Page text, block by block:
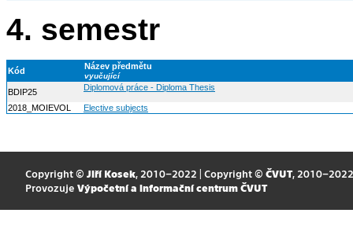
4. semestr
Kód Název předmětu
vyučující
BDIP25 Diplomová práce - Diploma Thesis
2018_MOIEVOL Elective subjects
Copyright © Jiří Kosek, 2010–2022 | Copyright © ČVUT, 2010–2022
Provozuje Výpočetní a informační centrum ČVUT